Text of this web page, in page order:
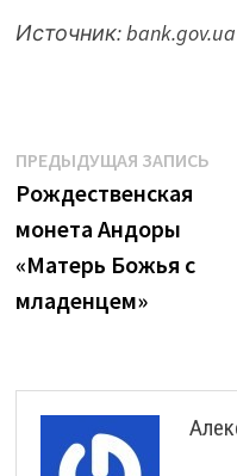
Источник:bank.gov.ua
Навигация
по
записям
ПРЕДЫДУЩАЯ ЗАПИСЬ
Рождественская
монета Андоры
«Матерь Божья с
младенцем»